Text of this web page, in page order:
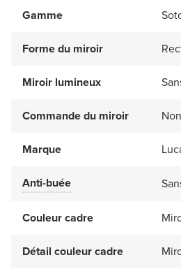
Gamme
Forme du miroir
Miroir lumineux
Commande du miroir
Marque
Anti-buée
Couleur cadre
Détail couleur cadre